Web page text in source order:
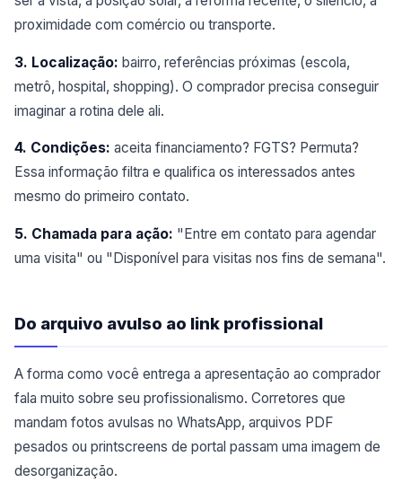
proximidade com comércio ou transporte.
3. Localização: bairro, referências próximas (escola,
metrô, hospital, shopping). O comprador precisa conseguir
imaginar a rotina dele ali.
4. Condições: aceita financiamento? FGTS? Permuta?
Essa informação filtra e qualifica os interessados antes
mesmo do primeiro contato.
5. Chamada para ação: "Entre em contato para agendar
uma visita" ou "Disponível para visitas nos fins de semana".
Do arquivo avulso ao link profissional
A forma como você entrega a apresentação ao comprador
fala muito sobre seu profissionalismo. Corretores que
mandam fotos avulsas no WhatsApp, arquivos PDF
pesados ou printscreens de portal passam uma imagem de
desorganização.